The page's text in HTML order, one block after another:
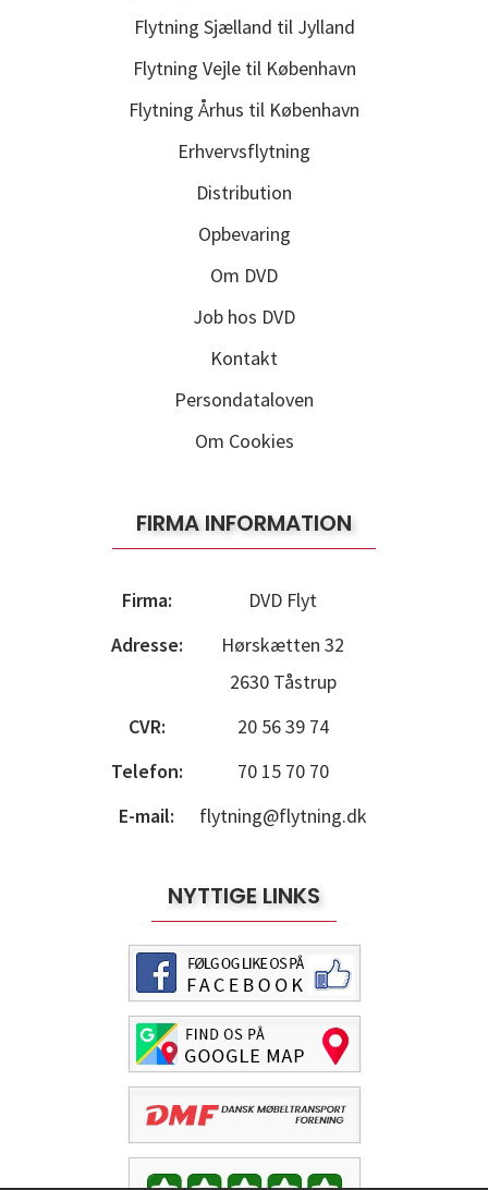
Flytning Sjælland til Jylland
Flytning Vejle til København
Flytning Århus til København
Erhvervsflytning
Distribution
Opbevaring
Om DVD
Job hos DVD
Kontakt
Persondataloven
Om Cookies
FIRMA INFORMATION
Firma:
DVD Flyt
Adresse:
Hørskætten 32
2630 Tåstrup
CVR:
20 56 39 74
Telefon:
70 15 70 70
E-mail:
flytning@flytning.dk
NYTTIGE LINKS